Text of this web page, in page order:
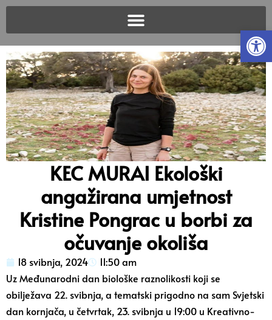
KEC MURAI Ekološki
angažirana umjetnost
Kristine Pongrac u borbi za
očuvanje okoliša
18 svibnja, 2024
11:50 am
Uz Međunarodni dan biološke raznolikosti koji se
obilježava 22. svibnja, a tematski prigodno na sam Svjetski
dan kornjača, u četvrtak, 23. svibnja u 19:00 u Kreativno-